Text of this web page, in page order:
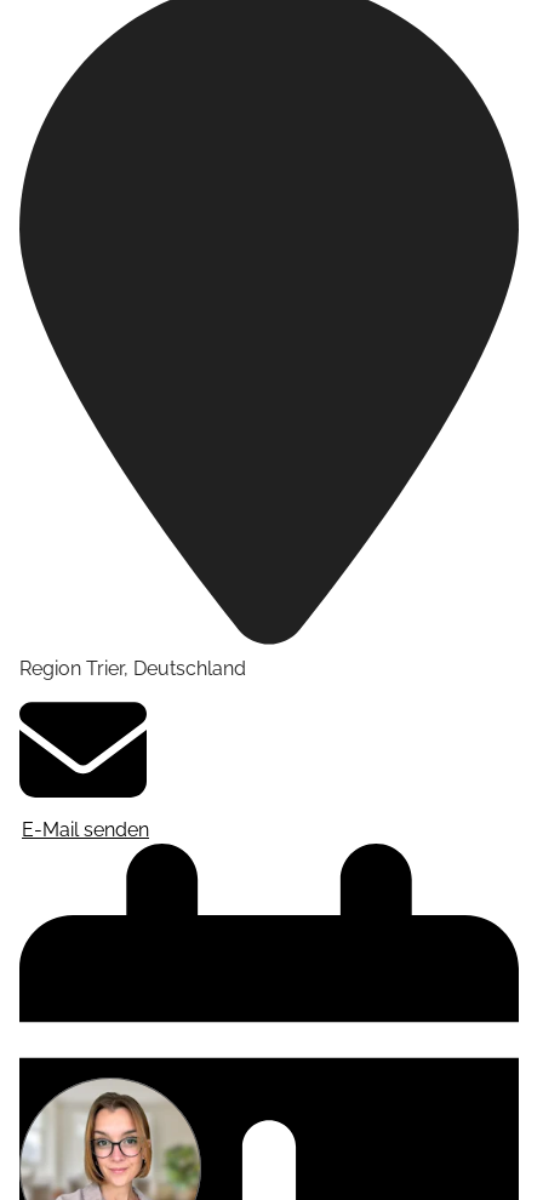
Region Trier, Deutschland
E-Mail senden